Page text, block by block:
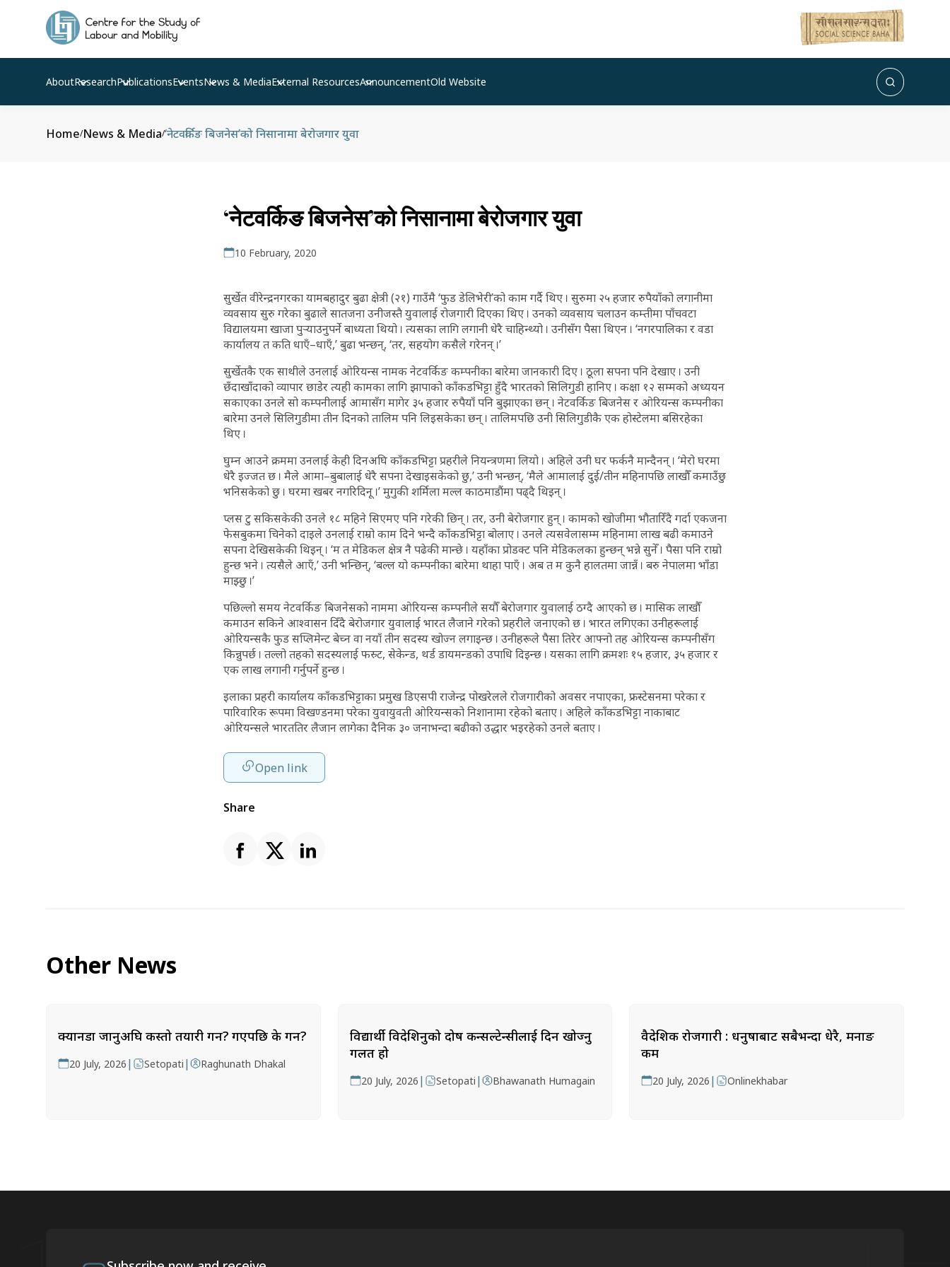
AboutResearchPublicationsEventsNews & MediaExternal ResourcesAnnouncementOld Website
Home/News & Media/‘नेटवर्किङ बिजनेस’को निसानामा बेरोजगार युवा
‘नेटवर्किङ बिजनेस’को निसानामा बेरोजगार युवा
10 February, 2020
सुर्खेत वीरेन्द्रनगरका यामबहादुर बुढा क्षेत्री (२१) गाउँमै ‘फुड डेलिभेरी’को काम गर्दै थिए । सुरुमा २५ हजार रुपैयाँको लगानीमा
व्यवसाय सुरु गरेका बुढाले सातजना उनीजस्तै युवालाई रोजगारी दिएका थिए । उनको व्यवसाय चलाउन कम्तीमा पाँचवटा
विद्यालयमा खाजा पुर्‍याउनुपर्ने बाध्यता थियो । त्यसका लागि लगानी धेरै चाहिन्थ्यो । उनीसँग पैसा थिएन । ‘नगरपालिका र वडा
कार्यालय त कति धाएँ–धाएँ,’ बुढा भन्छन्, ‘तर, सहयोग कसैले गरेनन् ।’
सुर्खेतकै एक साथीले उनलाई ओरियन्स नामक नेटवर्किङ कम्पनीका बारेमा जानकारी दिए । ठूला सपना पनि देखाए । उनी
छँदाखाँदाको व्यापार छाडेर त्यही कामका लागि झापाको काँकडभिट्टा हुँदै भारतको सिलिगुडी हानिए । कक्षा १२ सम्मको अध्ययन
सकाएका उनले सो कम्पनीलाई आमासँग मागेर ३५ हजार रुपैयाँ पनि बुझाएका छन् । नेटवर्किङ बिजनेस र ओरियन्स कम्पनीका
बारेमा उनले सिलिगुडीमा तीन दिनको तालिम पनि लिइसकेका छन् । तालिमपछि उनी सिलिगुडीकै एक होस्टेलमा बसिरहेका
थिए ।
घुम्न आउने क्रममा उनलाई केही दिनअघि काँकडभिट्टा प्रहरीले नियन्त्रणमा लियो । अहिले उनी घर फर्कनै मान्दैनन् । ‘मेरो घरमा
धेरै इज्जत छ । मैले आमा–बुबालाई धेरै सपना देखाइसकेको छु,’ उनी भन्छन्, ‘मैले आमालाई दुई/तीन महिनापछि लाखौँ कमाउँछु
भनिसकेको छु । घरमा खबर नगरिदिनू ।’ मुगुकी शर्मिला मल्ल काठमाडौंमा पढ्दै थिइन् ।
प्लस टु सकिसकेकी उनले १८ महिने सिएमए पनि गरेकी छिन् । तर, उनी बेरोजगार हुन् । कामको खोजीमा भौतारिँदै गर्दा एकजना
फेसबुकमा चिनेको दाइले उनलाई राम्रो काम दिने भन्दै काँकडभिट्टा बोलाए । उनले त्यसवेलासम्म महिनामा लाख बढी कमाउने
सपना देखिसकेकी थिइन् । ‘म त मेडिकल क्षेत्र नै पढेकी मान्छे । यहाँका प्रोडक्ट पनि मेडिकलका हुन्छन् भन्ने सुनेँ । पैसा पनि राम्रो
हुन्छ भने । त्यसैले आएँ,’ उनी भन्छिन्, ‘बल्ल यो कम्पनीका बारेमा थाहा पाएँ । अब त म कुनै हालतमा जान्नँ । बरु नेपालमा भाँडा
माझ्छु ।’
पछिल्लो समय नेटवर्किङ बिजनेसको नाममा ओरियन्स कम्पनीले सयौँ बेरोजगार युवालाई ठग्दै आएको छ । मासिक लाखौँ
कमाउन सकिने आश्वासन दिँदै बेरोजगार युवालाई भारत लैजाने गरेको प्रहरीले जनाएको छ । भारत लगिएका उनीहरूलाई
ओरियन्सकै फुड सप्लिमेन्ट बेच्न वा नयाँ तीन सदस्य खोज्न लगाइन्छ । उनीहरूले पैसा तिरेर आफ्नो तह ओरियन्स कम्पनीसँग
किन्नुपर्छ । तल्लो तहको सदस्यलाई फस्र्ट, सेकेन्ड, थर्ड डायमन्डको उपाधि दिइन्छ । यसका लागि क्रमशः १५ हजार, ३५ हजार र
एक लाख लगानी गर्नुपर्ने हुन्छ ।
इलाका प्रहरी कार्यालय काँकडभिट्टाका प्रमुख डिएसपी राजेन्द्र पोखरेलले रोजगारीको अवसर नपाएका, फ्रस्टेसनमा परेका र
पारिवारिक रूपमा विखण्डनमा परेका युवायुवती ओरियन्सको निशानामा रहेको बताए । अहिले काँकडभिट्टा नाकाबाट
ओरियन्सले भारततिर लैजान लागेका दैनिक ३० जनाभन्दा बढीको उद्धार भइरहेको उनले बताए ।
Open link
Share
Other News
क्यानडा जानुअघि कस्तो तयारी गर्ने? गएपछि के गर्ने?
20 July, 2026 | Setopati | Raghunath Dhakal
विद्यार्थी विदेशिनुको दोष कन्सल्टेन्सीलाई दिन खोज्नु
गलत हो
20 July, 2026 | Setopati | Bhawanath Humagain
वैदेशिक रोजगारी : धनुषाबाट सबैभन्दा धेरै, मनाङ
कम
20 July, 2026 | Onlinekhabar